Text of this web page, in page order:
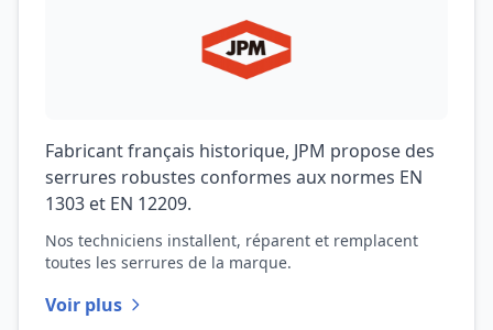
Fabricant français historique, JPM propose des
serrures robustes conformes aux normes EN
1303 et EN 12209.
Nos techniciens installent, réparent et remplacent
toutes les serrures de la marque.
Voir plus